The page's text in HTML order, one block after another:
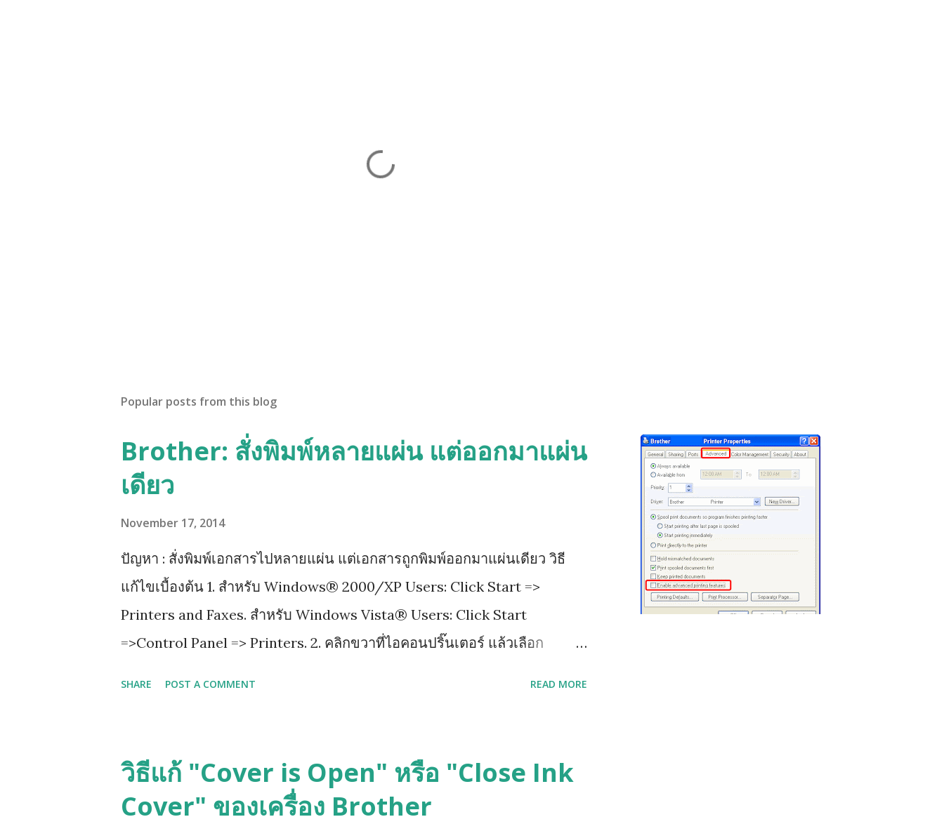
Popular posts from this blog
Brother: สั่งพิมพ์หลายแผ่น แต่ออกมาแผ่น
เดียว
November 17, 2014
ปัญหา : สั่งพิมพ์เอกสารไปหลายแผ่น แต่เอกสารถูกพิมพ์ออกมาแผ่นเดียว วิธี
แก้ไขเบื้องต้น 1. สำหรับ Windows® 2000/XP Users: Click Start =>
Printers and Faxes. สำหรับ Windows Vista® Users: Click Start
=>Control Panel => Printers. 2. คลิกขวาที่ไอคอนปริ๊นเตอร์ แล้วเลือก
SHARE POST A COMMENT READ MORE
วิธีแก้ "Cover is Open" หรือ "Close Ink
Cover" ของเครื่อง Brother